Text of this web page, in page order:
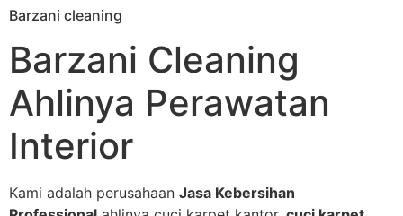
Skip
content
Barzani cleaning
Barzani Cleaning
Ahlinya Perawatan
Interior
Kami adalah perusahaan Jasa Kebersihan